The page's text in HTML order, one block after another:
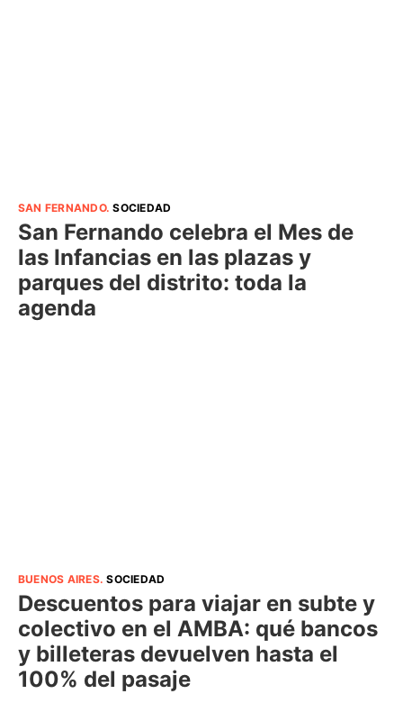
SAN FERNANDO.SOCIEDAD
San Fernando celebra el Mes de
las Infancias en las plazas y
parques del distrito: toda la
agenda
BUENOS AIRES.SOCIEDAD
Descuentos para viajar en subte y
colectivo en el AMBA: qué bancos
y billeteras devuelven hasta el
100% del pasaje